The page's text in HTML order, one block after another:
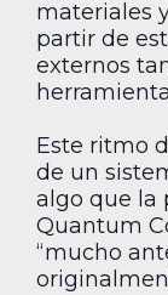
materiales
partir de
externos
Este ritmo
de un
algo que la
Quantum
“mucho